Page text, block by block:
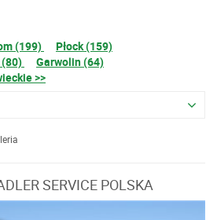
(199)
Płock (159)
Garwolin (64)
>>
SERVICE POLSKA